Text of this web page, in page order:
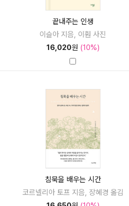
끝내주는 인생
이슬아 지음, 이훤 사진
16,020원 (10%)
침묵을 배우는 시간
코르넬리아 토프 지음, 장혜경 옮김